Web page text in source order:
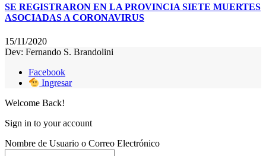
SE REGISTRARON EN LA PROVINCIA SIETE MUERTES
ASOCIADAS A CORONAVIRUS
15/11/2020
Dev: Fernando S. Brandolini
Facebook
Ingresar
Welcome Back!
Sign in to your account
Nombre de Usuario o Correo Electrónico